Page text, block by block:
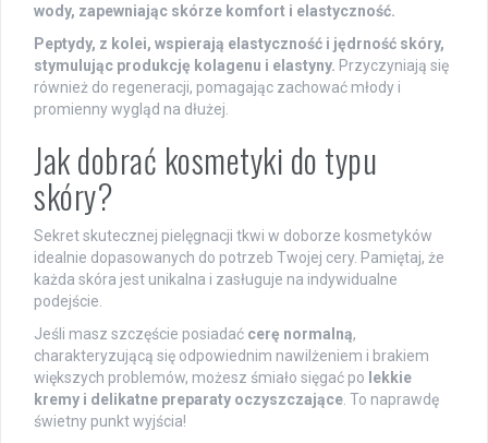
wody, zapewniając skórze komfort i elastyczność.
Peptydy, z kolei, wspierają elastyczność i jędrność skóry,
stymulując produkcję kolagenu i elastyny. Przyczyniają się
również do regeneracji, pomagając zachować młody i
promienny wygląd na dłużej.
Jak dobrać kosmetyki do typu
skóry?
Sekret skutecznej pielęgnacji tkwi w doborze kosmetyków
idealnie dopasowanych do potrzeb Twojej cery. Pamiętaj, że
każda skóra jest unikalna i zasługuje na indywidualne
podejście.
Jeśli masz szczęście posiadać cerę normalną,
charakteryzującą się odpowiednim nawilżeniem i brakiem
większych problemów, możesz śmiało sięgać po lekkie
kremy i delikatne preparaty oczyszczające. To naprawdę
świetny punkt wyjścia!